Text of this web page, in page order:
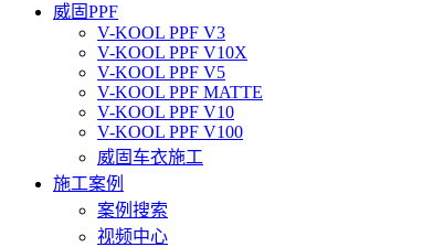
威固PPF
V-KOOL PPF V3
V-KOOL PPF V10X
V-KOOL PPF V5
V-KOOL PPF MATTE
V-KOOL PPF V10
V-KOOL PPF V100
威固车衣施工
施工案例
案例搜索
视频中心